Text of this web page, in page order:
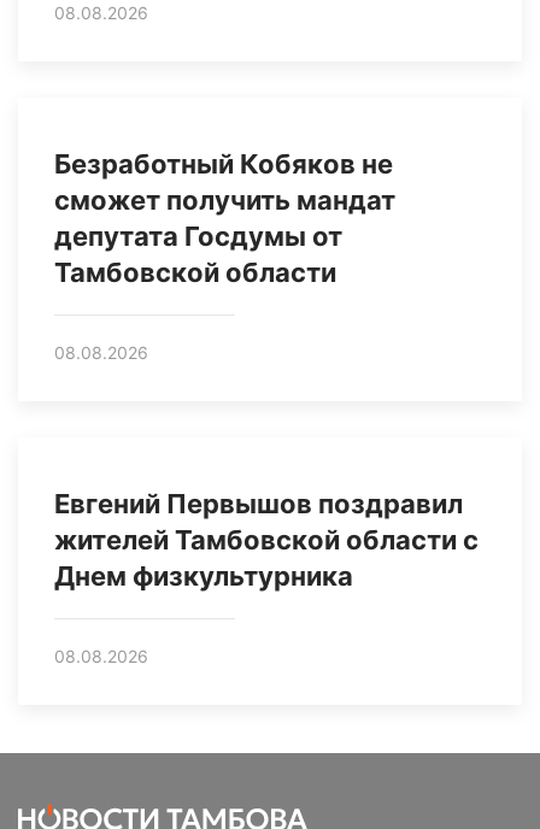
08.08.2026
Безработный Кобяков не
сможет получить мандат
депутата Госдумы от
Тамбовской области
08.08.2026
Евгений Первышов поздравил
жителей Тамбовской области с
Днем физкультурника
08.08.2026